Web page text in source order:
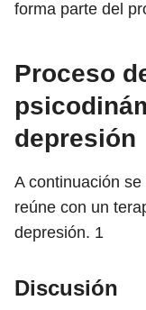
forma parte del
Proceso
depresión
A continuación
reúne con un
depresión. 1
Discusión